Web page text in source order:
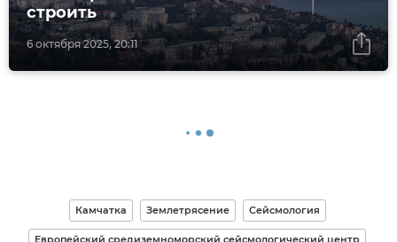
6 октября 2025, 20:11
строить
Камчатка Землетрясение Сейсмология
Европейский средиземноморский сейсмологический центр